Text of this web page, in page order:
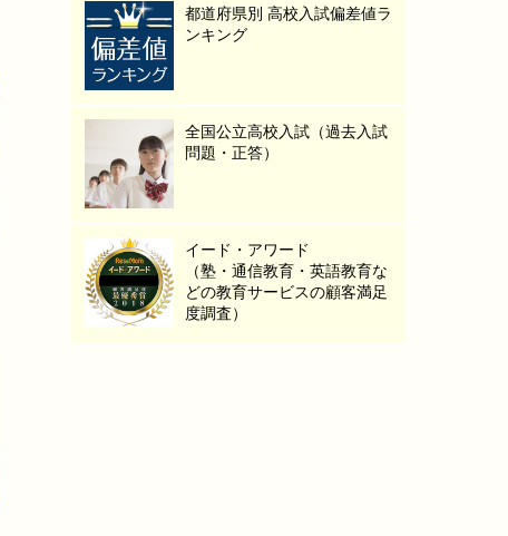
都道府県別 高校入試偏差値ラ
ンキング
全国公立高校入試（過去入試
問題・正答）
イード・アワード
（塾・通信教育・英語教育な
どの教育サービスの顧客満足
度調査）